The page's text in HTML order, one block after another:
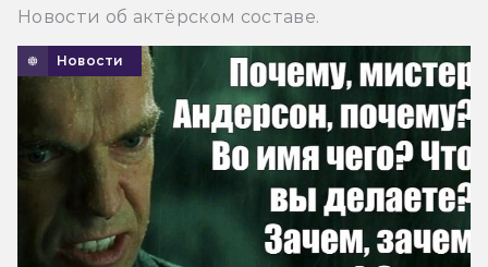
Новости об актёрском составе.
Новости